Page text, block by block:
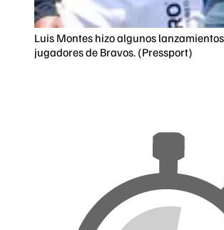
Luis Montes hizo algunos
jugadores de Bravos. (Pressport)